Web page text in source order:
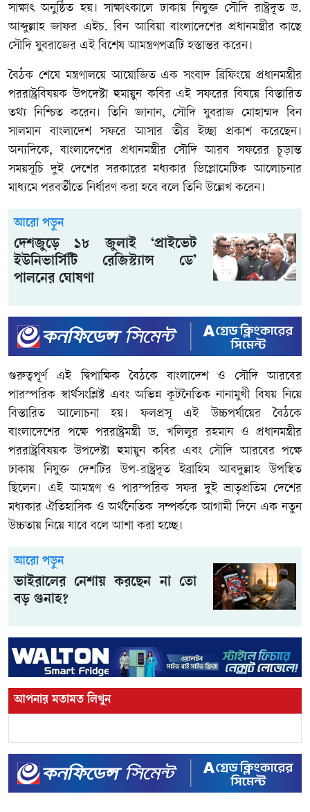
সাক্ষাৎ অনুষ্ঠিত হয়। সাক্ষাৎকালে ঢাকায় নিযুক্ত সৌদি রাষ্ট্রদূত ড.
আব্দুল্লাহ জাফর এইচ. বিন আবিয়া বাংলাদেশের প্রধানমন্ত্রীর কাছে
সৌদি যুবরাজের এই বিশেষ আমন্ত্রণপত্রটি হস্তান্তর করেন।
বৈঠক শেষে মন্ত্রণালয়ে আয়োজিত এক সংবাদ ব্রিফিংয়ে প্রধানমন্ত্রীর
পররাষ্ট্রবিষয়ক উপদেষ্টা হুমায়ুন কবির এই সফরের বিষয়ে বিস্তারিত
তথ্য নিশ্চিত করেন। তিনি জানান, সৌদি যুবরাজ মোহাম্মদ বিন
সালমান বাংলাদেশ সফরে আসার তীব্র ইচ্ছা প্রকাশ করেছেন।
অন্যদিকে, বাংলাদেশের প্রধানমন্ত্রীর সৌদি আরব সফরের চূড়ান্ত
সময়সূচি দুই দেশের সরকারের মধ্যকারডিপ্লোমেটিকআলোচনার
মাধ্যমে পরবর্তীতে নির্ধারণ করা হবে বলে তিনি উল্লেখ করেন।
আরো পড়ুন
দেশজুড়ে ১৮ জুলাই ‘প্রাইভেট
ইউনিভার্সিটি রেজিস্ট্যান্স ডে’
পালনের ঘোষণা
গুরুত্বপূর্ণ এই দ্বিপাক্ষিক বৈঠকে বাংলাদেশ ও সৌদি আরবের
পারস্পরিক স্বার্থসংশ্লিষ্ট এবং অভিন্ন কূটনৈতিক নানামুখী বিষয় নিয়ে
বিস্তারিত আলোচনা হয়। ফলপ্রসূ এই উচ্চপর্যায়ের বৈঠকে
বাংলাদেশের পক্ষে পররাষ্ট্রমন্ত্রী ড. খলিলুর রহমান ও প্রধানমন্ত্রীর
পররাষ্ট্রবিষয়ক উপদেষ্টা হুমায়ুন কবির এবং সৌদি আরবের পক্ষে
ঢাকায় নিযুক্ত দেশটির উপ-রাষ্ট্রদূত ইব্রাহিম আবদুল্লাহ উপস্থিত
ছিলেন। এই আমন্ত্রণ ও পারস্পরিক সফর দুই ভ্রাতৃপ্রতিম দেশের
মধ্যকার ঐতিহাসিক ও অর্থনৈতিক সম্পর্ককে আগামী দিনে এক নতুন
উচ্চতায় নিয়ে যাবে বলে আশা করা হচ্ছে।
আরো পড়ুন
ভাইরালের নেশায় করছেন না তো
বড় গুনাহ?
আপনার মতামত লিখুন